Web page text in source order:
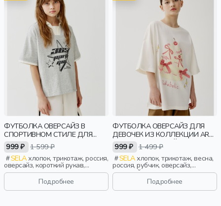
ФУТБОЛКА ОВЕРСАЙЗ В
СПОРТИВНОМ СТИЛЕ ДЛЯ
ДЕВОЧЕК
999 ₽ 1 599 ₽
SELAхлопок, трикотаж, россия,
оверсайз, короткий рукав,
прямые, короткие, разрез, принт,
воротник, спорт, девочки, дети
Подробнее
ФУТБОЛКА ОВЕРСАЙЗ ДЛЯ
ДЕВОЧЕК ИЗ КОЛЛЕКЦИИ ART
PEOPLE С АВРОРОЙ
ЕФИМОВОЙ
999 ₽ 1 499 ₽
SELAхлопок, трикотаж, весна,
россия, рубчик, оверсайз,
короткий рукав, прямые,
короткие, бант, свободные,
клетка, принт, вырез, круглый
вырез, девочки, дети
Подробнее